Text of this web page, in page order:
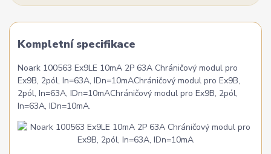
Kompletní specifikace
Noark 100563 Ex9LE 10mA 2P 63A Chráničový modul pro
Ex9B, 2pól, In=63A, IDn=10mAChráničový modul pro Ex9B,
2pól, In=63A, IDn=10mAChráničový modul pro Ex9B, 2pól,
In=63A, IDn=10mA.